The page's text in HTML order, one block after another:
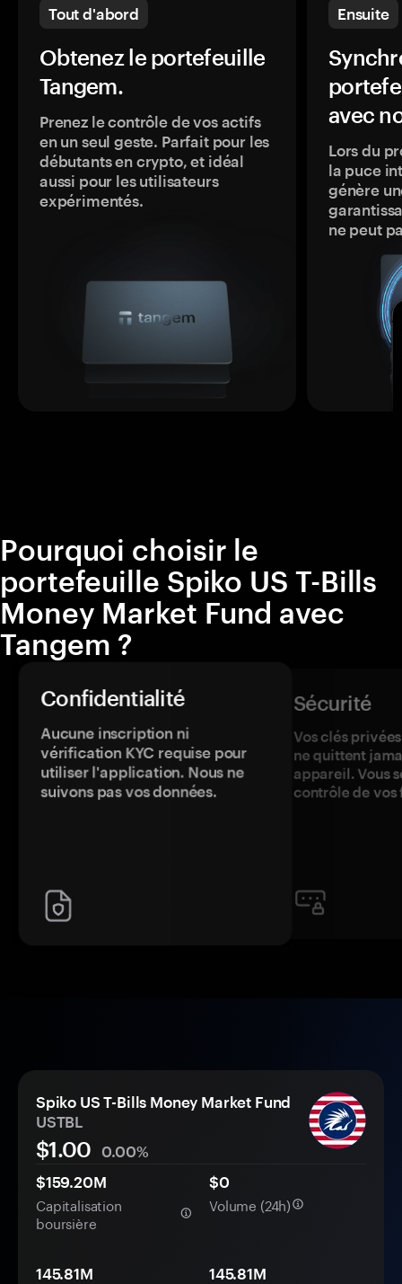
Tout d'abord
Obtenez le portefeuille
Tangem.
Prenez le contrôle de vos actifs
en un seul geste. Parfait pour les
débutants en crypto, et idéal
aussi pour les utilisateurs
expérimentés.
Ensuite
avec
Lors du
la puce
génère
ne peut
Pourquoi choisir le
portefeuille Spiko US T-Bills
Money Market Fund avec
Tangem ?
Confidentialité
Aucune inscription ni
vérification KYC requise pour
utiliser l'application. Nous ne
suivons pas vos données.
Sécurité
Vos clés
ne quittent
appareil. Vous
contrôle de vos
Spiko US T-Bills Money Market Fund
USTBL
$1.00
0.00%
$159.20M
Capitalisation
boursière
$0
Volume (24h)
145.81M 145.81M